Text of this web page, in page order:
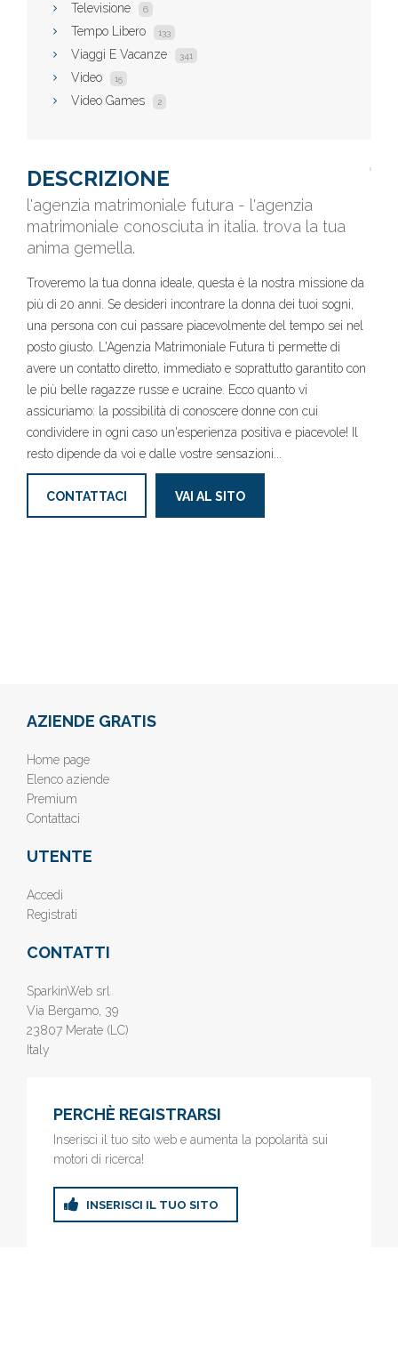
Televisione 6
Tempo Libero 133
Viaggi E Vacanze 341
Video 15
Video Games 2
DESCRIZIONE
l'agenzia matrimoniale futura - l'agenzia
matrimoniale conosciuta in italia. trova la tua
anima gemella.
Troveremo la tua donna ideale, questa è la nostra missione da
più di 20 anni. Se desideri incontrare la donna dei tuoi sogni,
una persona con cui passare piacevolmente del tempo sei nel
posto giusto. L'Agenzia Matrimoniale Futura ti permette di
avere un contatto diretto, immediato e soprattutto garantito con
le più belle ragazze russe e ucraine. Ecco quanto vi
assicuriamo: la possibilità di conoscere donne con cui
condividere in ogni caso un'esperienza positiva e piacevole! Il
resto dipende da voi e dalle vostre sensazioni...
CONTATTACI VAI AL SITO
AZIENDE GRATIS
Home page
Elenco aziende
Premium
Contattaci
UTENTE
Accedi
Registrati
CONTATTI
SparkinWeb srl
Via Bergamo, 39
23807 Merate (LC)
Italy
PERCHÈ REGISTRARSI
Inserisci il tuo sito web e aumenta la popolarità sui
motori di ricerca!
INSERISCI IL TUO SITO